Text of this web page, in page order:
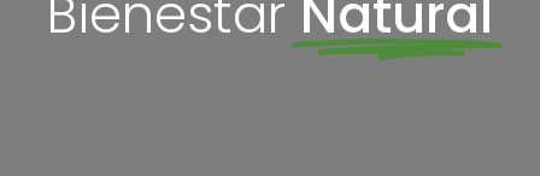
Bienestar Natural